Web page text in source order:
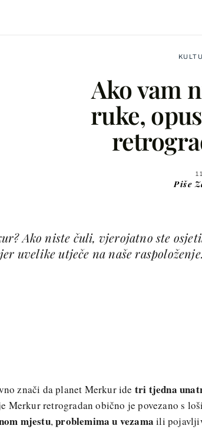
Ako vam
ruke,
Piše
Ako niste čuli, vjerojatno ste
uvelike utječe na naše raspoloženje.
Facebook
Viber
znači da planet Merkur ide tri tjedna
retrogradan obično je povezano s
mjestu,problemima u vezama ili